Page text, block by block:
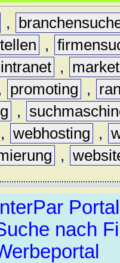
,
,
intranet ,
promoting ,
,
, webhosting ,
,
nach